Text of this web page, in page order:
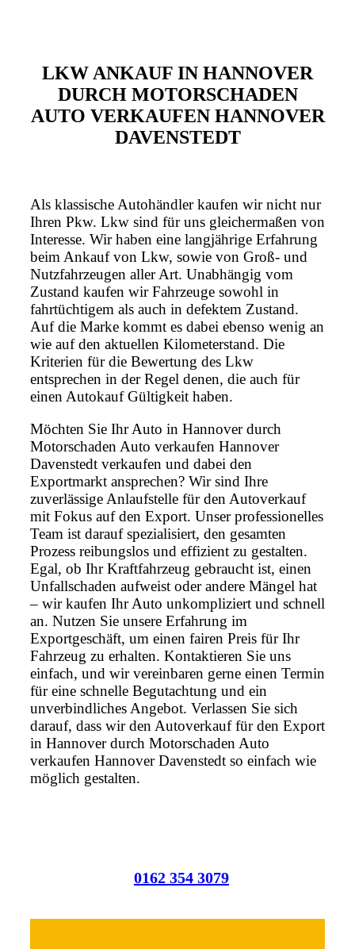
LKW ANKAUF IN HANNOVER
DURCH MOTORSCHADEN
AUTO VERKAUFEN HANNOVER
DAVENSTEDT
Als klassische Autohändler kaufen wir nicht nur
Ihren Pkw. Lkw sind für uns gleichermaßen von
Interesse. Wir haben eine langjährige Erfahrung
beim Ankauf von Lkw, sowie von Groß- und
Nutzfahrzeugen aller Art. Unabhängig vom
Zustand kaufen wir Fahrzeuge sowohl in
fahrtüchtigem als auch in defektem Zustand.
Auf die Marke kommt es dabei ebenso wenig an
wie auf den aktuellen Kilometerstand. Die
Kriterien für die Bewertung des Lkw
entsprechen in der Regel denen, die auch für
einen Autokauf Gültigkeit haben.
Möchten Sie Ihr Auto in Hannover durch
Motorschaden Auto verkaufen Hannover
Davenstedt verkaufen und dabei den
Exportmarkt ansprechen? Wir sind Ihre
zuverlässige Anlaufstelle für den Autoverkauf
mit Fokus auf den Export. Unser professionelles
Team ist darauf spezialisiert, den gesamten
Prozess reibungslos und effizient zu gestalten.
Egal, ob Ihr Kraftfahrzeug gebraucht ist, einen
Unfallschaden aufweist oder andere Mängel hat
– wir kaufen Ihr Auto unkompliziert und schnell
an. Nutzen Sie unsere Erfahrung im
Exportgeschäft, um einen fairen Preis für Ihr
Fahrzeug zu erhalten. Kontaktieren Sie uns
einfach, und wir vereinbaren gerne einen Termin
für eine schnelle Begutachtung und ein
unverbindliches Angebot. Verlassen Sie sich
darauf, dass wir den Autoverkauf für den Export
in Hannover durch Motorschaden Auto
verkaufen Hannover Davenstedt so einfach wie
möglich gestalten.
0162 354 3079